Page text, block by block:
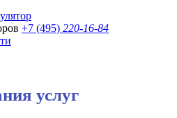
+7 (495) 220-16-84
услуг